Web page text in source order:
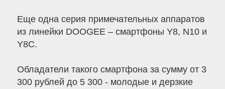
Еще одна серия примечательных аппаратов
из линейки DOOGEE – смартфоны Y8, N10 и
Y8C.
Обладатели такого смартфона за сумму от 3
300 рублей до 5 300 - молодые и дерзкие